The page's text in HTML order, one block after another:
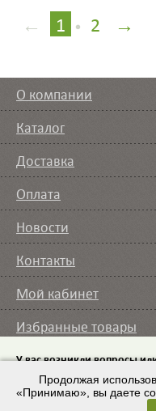
← 1 • 2 →
О компании
Каталог
Доставка
Оплата
Новости
Контакты
Мой кабинет
Избранные товары
Вы смотрели
© 2007 – 2026 ИП
У вас возникли вопросы
Пришлите на emailсписок
свяжемся.
Продолжая
«Принимаю», вы даете